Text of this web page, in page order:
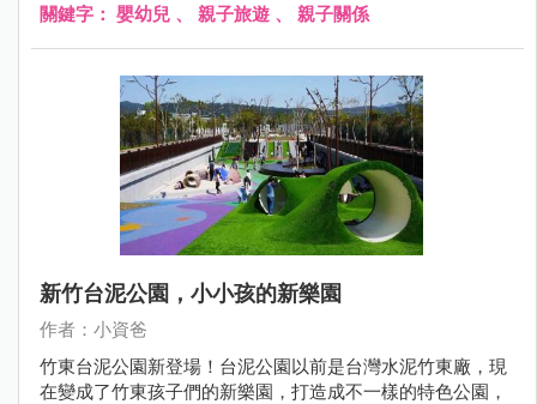
關鍵字： 嬰幼兒 、 親子旅遊 、 親子關係
新竹台泥公園，小小孩的新樂園
作者：小資爸
竹東台泥公園新登場！台泥公園以前是台灣水泥竹東廠，現
在變成了竹東孩子們的新樂園，打造成不一樣的特色公園，